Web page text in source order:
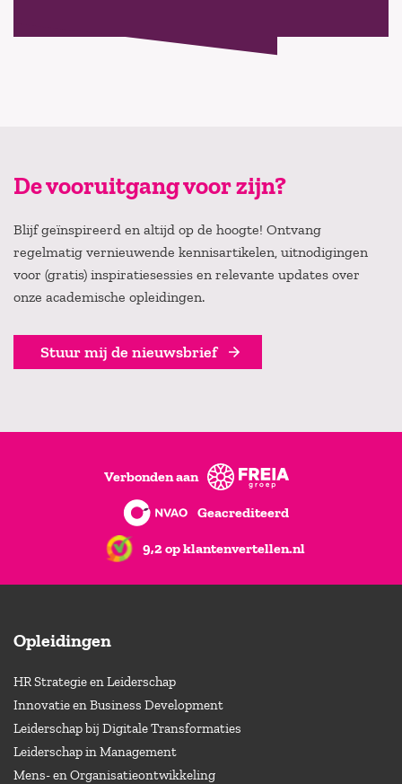
De vooruitgang voor zijn?
Blijf geïnspireerd en altijd op de hoogte! Ontvang
regelmatig vernieuwende kennisartikelen, uitnodigingen
voor (gratis) inspiratiesessies en relevante updates over
onze academische opleidingen.
Stuur mij de nieuwsbrief
Verbonden aan
Geacrediteerd
9,2 op klantenvertellen.nl
Opleidingen
HR Strategie en Leiderschap
Innovatie en Business Development
Leiderschap bij Digitale Transformaties
Leiderschap in Management
Mens- en Organisatieontwikkeling